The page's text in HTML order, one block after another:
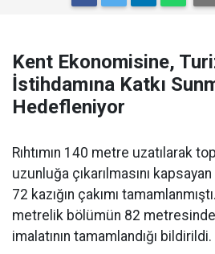
Kent Ekonomisine,
İstihdamına Katkı
Hedefleniyor
Rıhtımın 140 metre uzatılarak
uzunluğa çıkarılmasını
72 kazığın çakımı
metrelik bölümün 82
imalatının tamamlandığı bildirildi.